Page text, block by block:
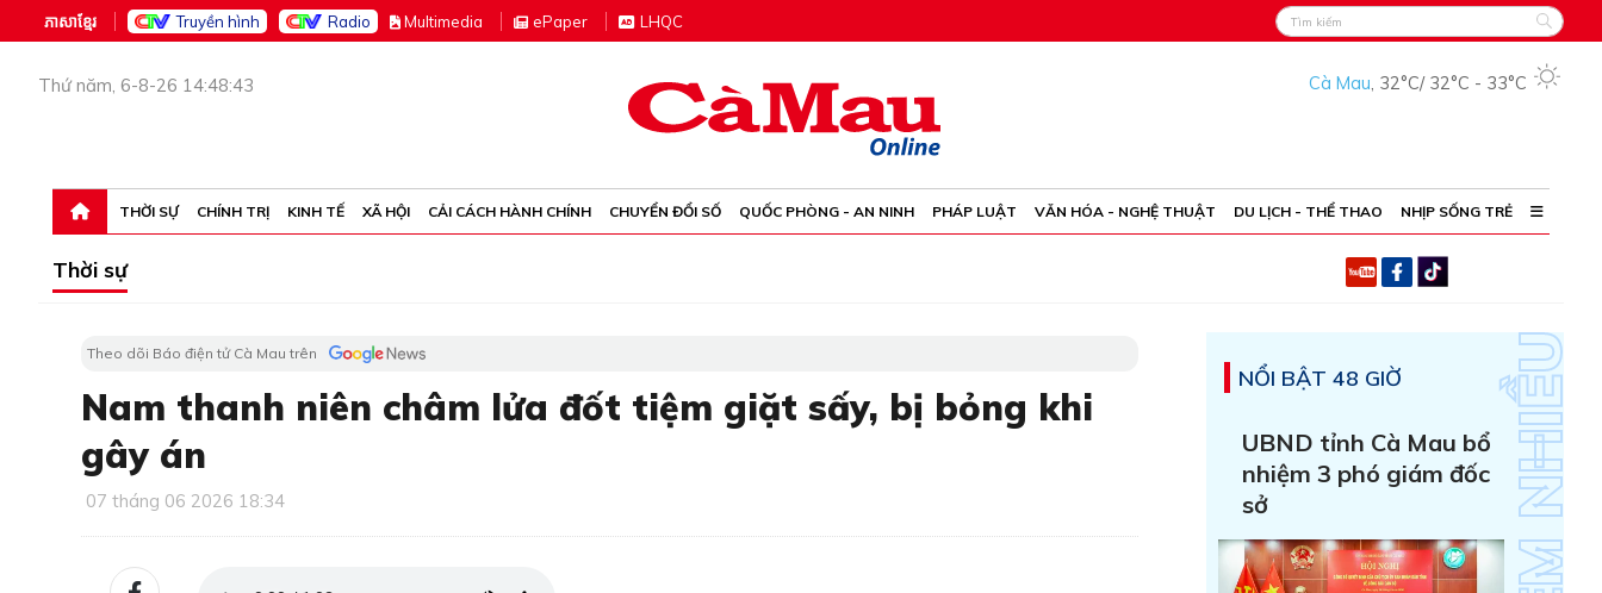
ភាសាខ្មែរ Truyền hình Radio Multimedia ePaper LHQC
Thứ năm, 6-8-26 14:48:43 Cà Mau, 32°C/ 32°C - 33°C
THỜI SỰ CHÍNH TRỊ KINH TẾ XÃ HỘI CẢI CÁCH HÀNH CHÍNH CHUYỂN ĐỔI SỐ QUỐC PHÒNG - AN NINH PHÁP LUẬT VĂN HÓA - NGHỆ THUẬT DU LỊCH - THỂ THAO NHỊP SỐNG TRẺ
Thời sự
Theo dõi Báo điện tử Cà Mau trên
Nam thanh niên châm lửa đốt tiệm giặt sấy, bị bỏng khi
gây án
07 tháng 06 2026 18:34
NỔI BẬT 48 GIỜ
UBND tỉnh Cà Mau bổ
nhiệm 3 phó giám đốc
sở